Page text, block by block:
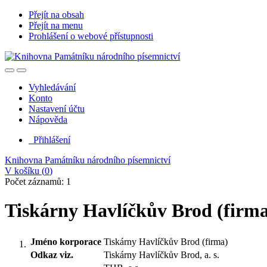
Přejít na obsah
Přejít na menu
Prohlášení o webové přístupnosti
Vyhledávání
Konto
Nastavení účtu
Nápověda
Přihlášení
Knihovna Památníku národního písemnictví
V košíku (0)
Počet záznamů: 1
Tiskárny Havlíčkův Brod
Jméno korporace Tiskárny Havlíčkův Brod (firma)
Odkaz viz.
Tiskárny Havlíčkův Brod, a. s.